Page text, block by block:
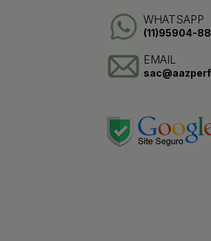
WHATSAPP
(11)95904-
EMAIL